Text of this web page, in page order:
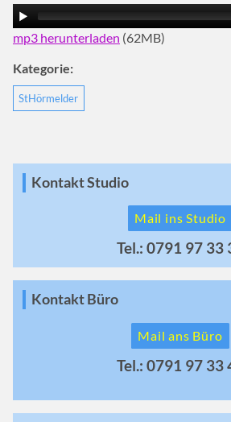
mp3 herunterladen (62MB)
Kategorie:
StHörmelder
Kontakt Studio
Mail ins Studio
Tel.: 0791 97 33
Kontakt Büro
Mail ans Büro
Tel.: 0791 97 33